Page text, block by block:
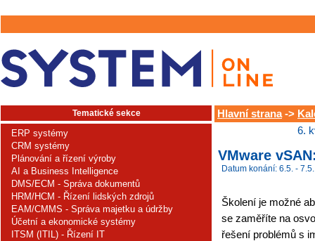
Tematické sekce
ERP systémy
CRM systémy
Plánování a řízení výroby
AI a Business Intelligence
DMS/ECM - Správa dokumentů
HRM/HCM - Řízení lidských zdrojů
EAM/CMMS - Správa majetku a údržby
Účetní a ekonomické systémy
ITSM (ITIL) - Řízení IT
Hlavní strana->
6.
VMware
Datum konání: 6.5. - 7.5.
Školení je možné
se zaměříte na
řešení problémů s